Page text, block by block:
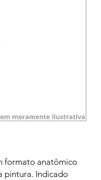
formato anatômico
pintura. Indicado